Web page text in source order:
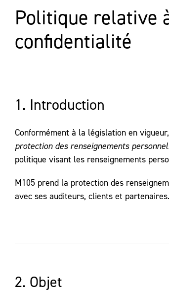
Politique relative
confidentialité
1. Introduction
Conformément à la législation en
protection des renseignements
politique visant les renseignements
M105 prend la protection des
avec ses auditeurs, clients et partenaires.
2. Objet